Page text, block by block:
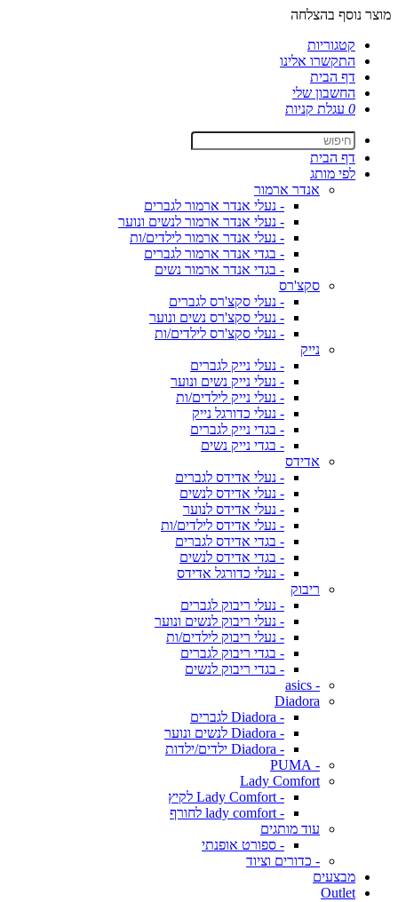
מוצר נוסף בהצלחה
קטגוריות
התקשרו אלינו
דף הבית
החשבון שלי
0 עגלת קניות
דף הבית
לפי מותג
אנדר ארמור
- נעלי אנדר ארמור לגברים
- נעלי אנדר ארמור לנשים ונוער
- נעלי אנדר ארמור לילדים/ות
- בגדי אנדר ארמור לגברים
- בגדי אנדר ארמור נשים
סקצ'רס
- נעלי סקצ'רס לגברים
- נעלי סקצ'רס נשים ונוער
- נעלי סקצ'רס לילדים/ות
נייק
- נעלי נייק לגברים
- נעלי נייק נשים ונוער
- נעלי נייק לילדים/ות
- נעלי כדורגל נייק
- בגדי נייק לגברים
- בגדי נייק נשים
אדידס
- נעלי אדידס לגברים
- נעלי אדידס לנשים
- נעלי אדידס לנוער
- נעלי אדידס לילדים/ות
- בגדי אדידס לגברים
- בגדי אדידס לנשים
- נעלי כדורגל אדידס
ריבוק
- נעלי ריבוק לגברים
- נעלי ריבוק לנשים ונוער
- נעלי ריבוק לילדים/ות
- בגדי ריבוק לגברים
- בגדי ריבוק לנשים
- asics
Diadora
- Diadora לגברים
- Diadora לנשים ונוער
- Diadora ילדים/ילדות
- PUMA
Lady Comfort
- Lady Comfort לקיץ
- lady comfort לחורף
עוד מותגים
- ספורט אופנתי
- כדורים וציוד
מבצעים
Outlet